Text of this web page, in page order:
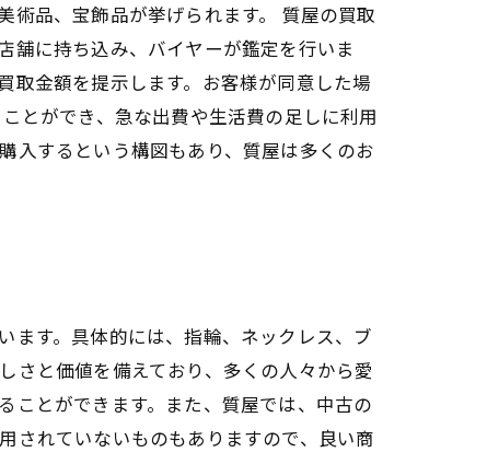
術品、宝飾品が挙げられます。 質屋の買取
舗に持ち込み、バイヤーが鑑定を行いま
取金額を提示します。お客様が同意した場
とができ、急な出費や生活費の足しに利用
入するという構図もあり、質屋は多くのお
ます。具体的には、指輪、ネックレス、ブ
さと価値を備えており、多くの人々から愛
ことができます。また、質屋では、中古の
されていないものもありますので、良い商